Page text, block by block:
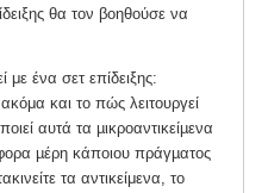
θα τον βοηθούσε να
με ένα σετ επίδειξης:
και το πώς λειτουργεί
αυτά τα µικροαντικείµενα
µέρη κάποιου πράγµατος
τα αντικείμενα, το